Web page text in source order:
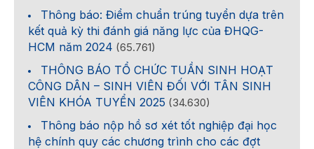
Thông báo: Điểm chuẩn trúng tuyển dựa trên
kết quả kỳ thi đánh giá năng lực của ĐHQG-
HCM năm 2024 (65.761)
THÔNG BÁO TỔ CHỨC TUẦN SINH HOẠT
CÔNG DÂN – SINH VIÊN ĐỐI VỚI TÂN SINH
VIÊN KHÓA TUYỂN 2025 (34.630)
Thông báo nộp hồ sơ xét tốt nghiệp đại học
hệ chính quy các chương trình cho các đợt